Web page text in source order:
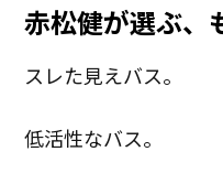
赤松健が選ぶ、
スレた見えバス。
低活性なバス。